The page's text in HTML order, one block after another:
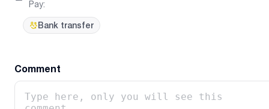
Pay:
Bank transfer
Comment